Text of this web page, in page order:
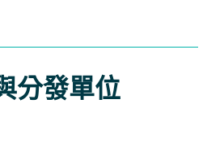
分發單位